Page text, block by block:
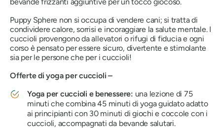
Puppy Sphere non si occupa di vendere cani; si tratta di
condividere calore, sorrisi e incoraggiare la salute mentale. I
cuccioli provengono da allevatori o rifugi di fiducia e ogni
corso è pensato per essere sicuro, divertente e stimolante
sia per le persone che per i cuccioli!
Offerte di yoga per cuccioli –
Yoga per cuccioli e benessere: una lezione di 75
minuti che combina 45 minuti di yoga guidato adatto
ai principianti con 30 minuti di giochi e coccole con i
cuccioli, accompagnati da bevande salutari.